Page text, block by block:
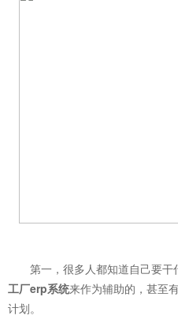
第一，很多人都知道自己要干
工厂erp系统来作为辅助的，甚至
计划。